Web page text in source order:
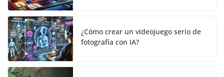
¿Cómo crear un videojuego serio de
fotografía con IA?